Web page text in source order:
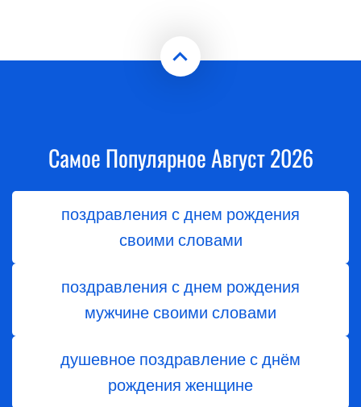
Самое Популярное Август 2026
поздравления с днем рождения
своими словами
поздравления с днем рождения
мужчине своими словами
душевное поздравление с днём
рождения женщине